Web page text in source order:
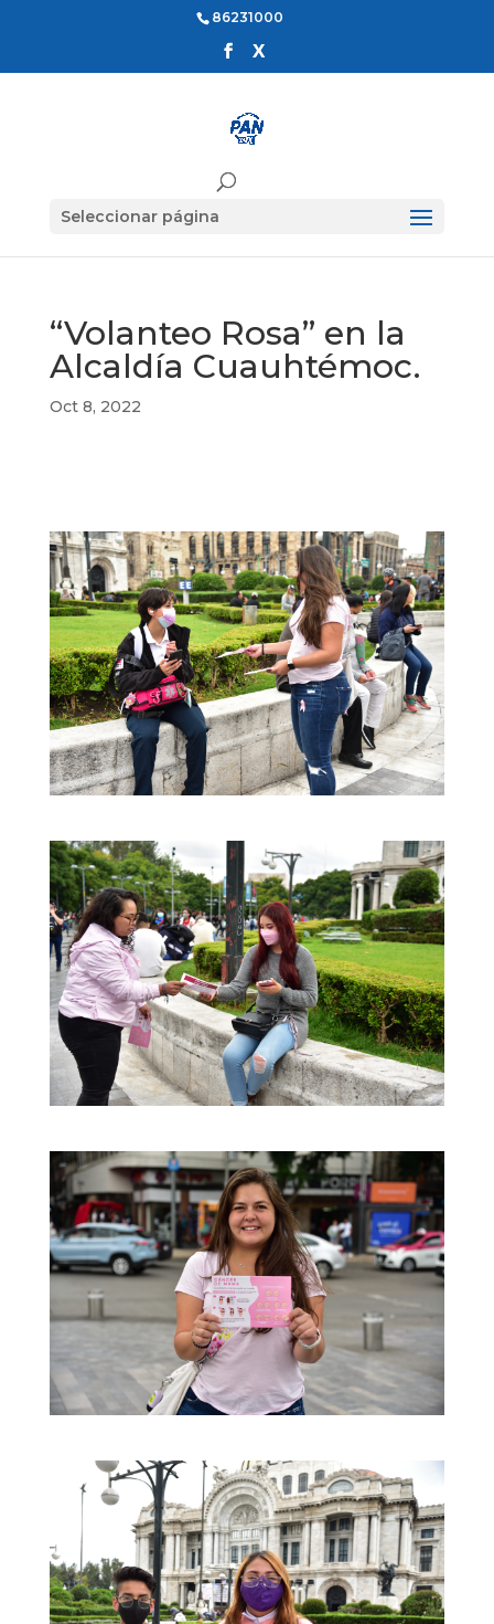
86231000
Seleccionar página
“Volanteo Rosa” en la
Alcaldía Cuauhtémoc.
Oct 8, 2022